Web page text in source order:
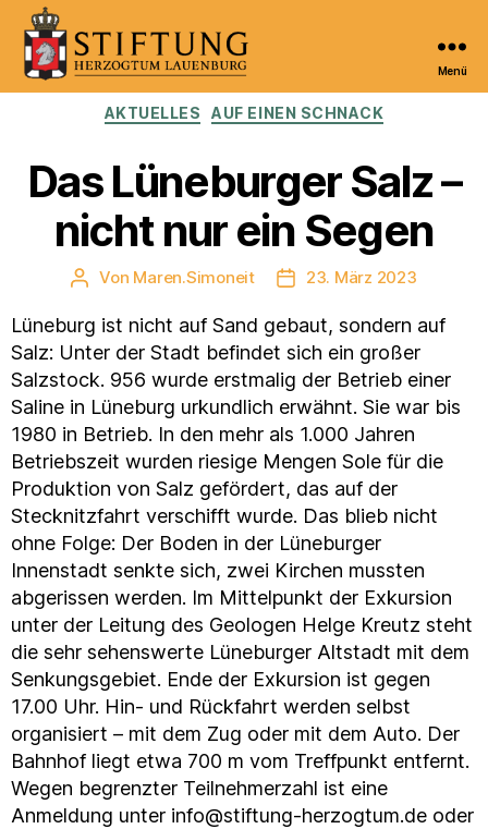
Kulturportal
Herzogtum
Lauenburg
Menü
Kategorien
AKTUELLES AUF EINEN SCHNACK
Das Lüneburger Salz –
nicht nur ein Segen
Beitragsautor
Von Maren.Simoneit Veröffentlichungsdatum
23. März 2023
Lüneburg ist nicht auf Sand gebaut, sondern auf
Salz: Unter der Stadt befindet sich ein großer
Salzstock. 956 wurde erstmalig der Betrieb einer
Saline in Lüneburg urkundlich erwähnt. Sie war bis
1980 in Betrieb. In den mehr als 1.000 Jahren
Betriebszeit wurden riesige Mengen Sole für die
Produktion von Salz gefördert, das auf der
Stecknitzfahrt verschifft wurde. Das blieb nicht
ohne Folge: Der Boden in der Lüneburger
Innenstadt senkte sich, zwei Kirchen mussten
abgerissen werden. Im Mittelpunkt der Exkursion
unter der Leitung des Geologen Helge Kreutz steht
die sehr sehenswerte Lüneburger Altstadt mit dem
Senkungsgebiet. Ende der Exkursion ist gegen
17.00 Uhr. Hin- und Rückfahrt werden selbst
organisiert – mit dem Zug oder mit dem Auto. Der
Bahnhof liegt etwa 700 m vom Treffpunkt entfernt.
Wegen begrenzter Teilnehmerzahl ist eine
Anmeldung unter info@stiftung-herzogtum.de oder